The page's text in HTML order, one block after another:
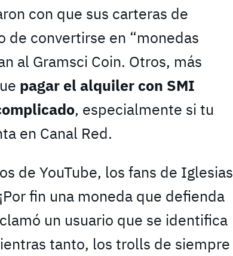
con que sus carteras de
de convertirse en “monedas
al Gramsci Coin. Otros, más
pagar el alquiler con SMI
, especialmente si tu
en Canal Red.
de YouTube, los fans de Iglesias
fin una moneda que defienda
un usuario que se identifica
tanto, los trolls de siempre